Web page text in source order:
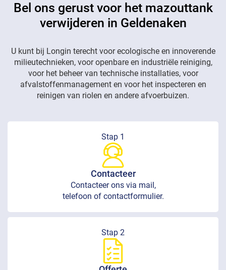
Bel ons gerust voor het mazouttank
verwijderen in Geldenaken
U kunt bij Longin terecht voor ecologische en innoverende
milieutechnieken, voor openbare en industriële reiniging,
voor het beheer van technische installaties, voor
afvalstoffenmanagement en voor het inspecteren en
reinigen van riolen en andere afvoerbuizen.
Stap 1
Contacteer
Contacteer ons via mail,
telefoon of contactformulier.
Stap 2